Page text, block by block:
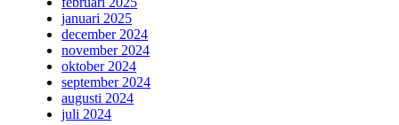
januari 2025
december 2024
november 2024
oktober 2024
september 2024
augusti 2024
juli 2024